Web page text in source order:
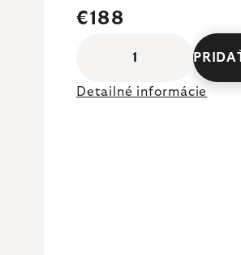
€188
Detailné informácie